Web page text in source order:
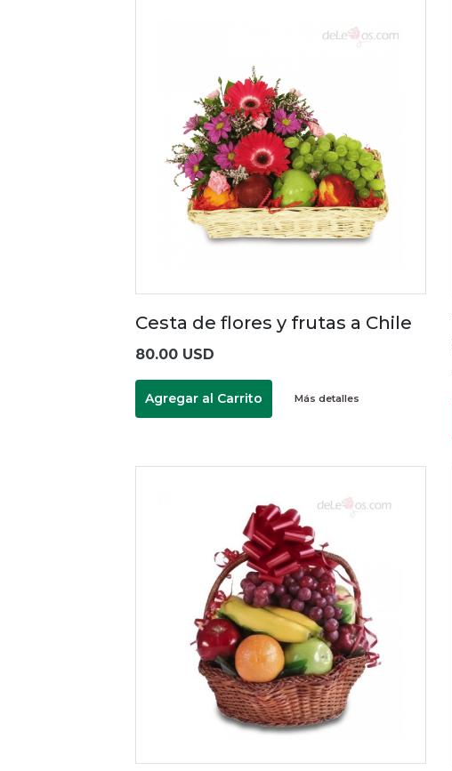
Cesta de flores y frutas a Chile
80.00 USD
Agregar al Carrito Más detalles